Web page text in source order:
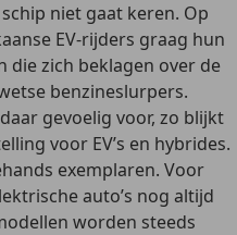
niet gaat keren. Op
EV-rijders graag hun
die zich beklagen over de
benzineslurpers.
gevoelig voor, zo blijkt
voor EV’s en hybrides.
exemplaren. Voor
auto’s nog altijd
worden steeds